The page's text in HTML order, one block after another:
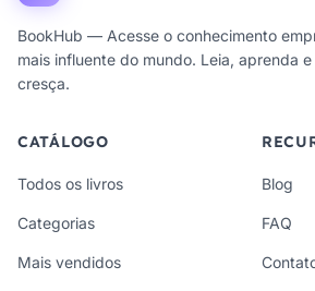
BookHub — Acesse o conhecimento
mais influente do mundo. Leia, aprenda e
cresça.
CATÁLOGO
Todos os livros
Categorias
Mais vendidos
Blog
FAQ